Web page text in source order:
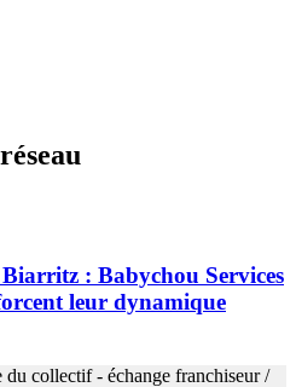
: Babychou Services
leur dynamique